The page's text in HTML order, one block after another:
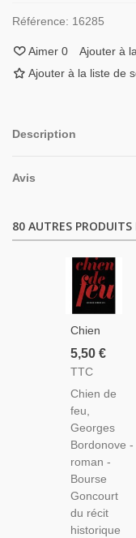
Référence: 16285
Aimer 0 Ajouter à
Ajouter à la liste de
Description
Avis
80 AUTRES
Chien
De Feu,
Georges
1963 -
Vénerie
Du Loup,
Roman
Animalier,
Chiens,
Roman
Historique
5,50 €
TTC
Chien de
feu,
Georges
Bordonove -
roman -
Bourse
Goncourt
du récit
historique